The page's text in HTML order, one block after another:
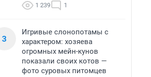
1 239 1
3
Игривые слонопотамы с
характером: хозяева
огромных мейн-кунов
показали своих котов —
фото суровых питомцев